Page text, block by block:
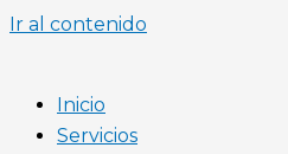
Ir al contenido
Inicio
Servicios